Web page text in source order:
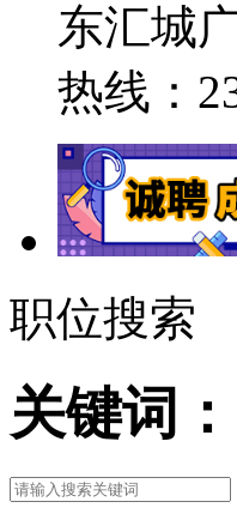
东汇城
热线：
职位搜索
关键词：